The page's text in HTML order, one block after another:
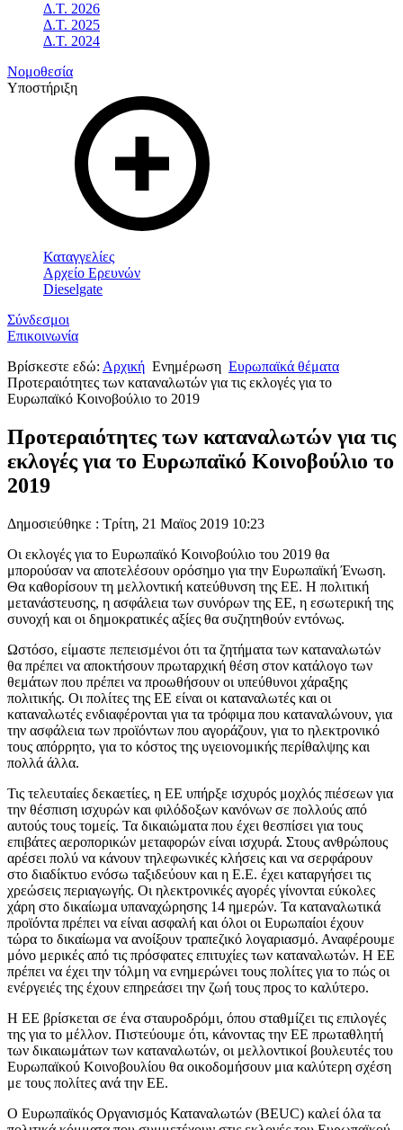
Δ.Τ. 2026
Δ.Τ. 2025
Δ.Τ. 2024
Νομοθεσία
Υποστήριξη
Καταγγελίες
Αρχείο Ερευνών
Dieselgate
Σύνδεσμοι
Επικοινωνία
Βρίσκεστε εδώ: Αρχική Ενημέρωση Ευρωπαϊκά θέματα
Προτεραιότητες των καταναλωτών για τις εκλογές για το
Ευρωπαϊκό Κοινοβούλιο το 2019
Προτεραιότητες των καταναλωτών για τις
εκλογές για το Ευρωπαϊκό Κοινοβούλιο το
2019
Δημοσιεύθηκε : Τρίτη, 21 Μαϊος 2019 10:23
Οι εκλογές για το Ευρωπαϊκό Κοινοβούλιο του 2019 θα
μπορούσαν να αποτελέσουν ορόσημο για την Ευρωπαϊκή Ένωση.
Θα καθορίσουν τη μελλοντική κατεύθυνση της ΕΕ. Η πολιτική
μετανάστευσης, η ασφάλεια των συνόρων της ΕΕ, η εσωτερική της
συνοχή και οι δημοκρατικές αξίες θα συζητηθούν εντόνως.
Ωστόσο, είμαστε πεπεισμένοι ότι τα ζητήματα των καταναλωτών
θα πρέπει να αποκτήσουν πρωταρχική θέση στον κατάλογο των
θεμάτων που πρέπει να προωθήσουν οι υπεύθυνοι χάραξης
πολιτικής. Οι πολίτες της ΕΕ είναι οι καταναλωτές και οι
καταναλωτές ενδιαφέρονται για τα τρόφιμα που καταναλώνουν, για
την ασφάλεια των προϊόντων που αγοράζουν, για το ηλεκτρονικό
τους απόρρητο, για το κόστος της υγειονομικής περίθαλψης και
πολλά άλλα.
Τις τελευταίες δεκαετίες, η ΕΕ υπήρξε ισχυρός μοχλός πιέσεων για
την θέσπιση ισχυρών και φιλόδοξων κανόνων σε πολλούς από
αυτούς τους τομείς. Τα δικαιώματα που έχει θεσπίσει για τους
επιβάτες αεροπορικών μεταφορών είναι ισχυρά. Στους ανθρώπους
αρέσει πολύ να κάνουν τηλεφωνικές κλήσεις και να σερφάρουν
στο διαδίκτυο ενόσω ταξιδεύουν και η Ε.Ε. έχει καταργήσει τις
χρεώσεις περιαγωγής. Οι ηλεκτρονικές αγορές γίνονται εύκολες
χάρη στο δικαίωμα υπαναχώρησης 14 ημερών. Τα καταναλωτικά
προϊόντα πρέπει να είναι ασφαλή και όλοι οι Ευρωπαίοι έχουν
τώρα το δικαίωμα να ανοίξουν τραπεζικό λογαριασμό. Αναφέρουμε
μόνο μερικές από τις πρόσφατες επιτυχίες των καταναλωτών. Η ΕΕ
πρέπει να έχει την τόλμη να ενημερώνει τους πολίτες για το πώς οι
ενέργειές της έχουν επηρεάσει την ζωή τους προς το καλύτερο.
Η ΕΕ βρίσκεται σε ένα σταυροδρόμι, όπου σταθμίζει τις επιλογές
της για το μέλλον. Πιστεύουμε ότι, κάνοντας την ΕΕ πρωταθλητή
των δικαιωμάτων των καταναλωτών, οι μελλοντικοί βουλευτές του
Ευρωπαϊκού Κοινοβουλίου θα οικοδομήσουν μια καλύτερη σχέση
με τους πολίτες ανά την ΕΕ.
Ο Ευρωπαϊκός Οργανισμός Καταναλωτών (BEUC) καλεί όλα τα